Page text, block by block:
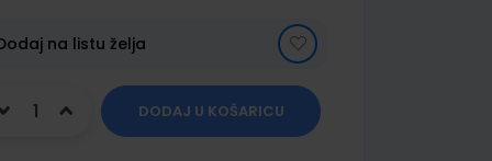
na listu želja
DODAJ U KOŠARICU